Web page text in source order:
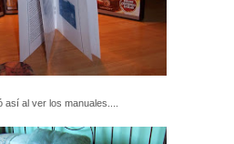
al ver los manuales....